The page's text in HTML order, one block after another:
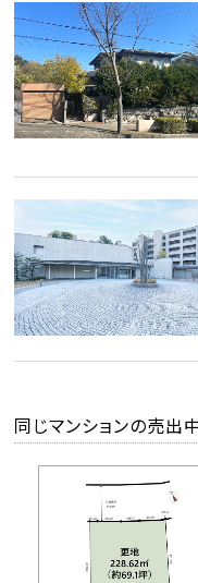
同じマンションの売出